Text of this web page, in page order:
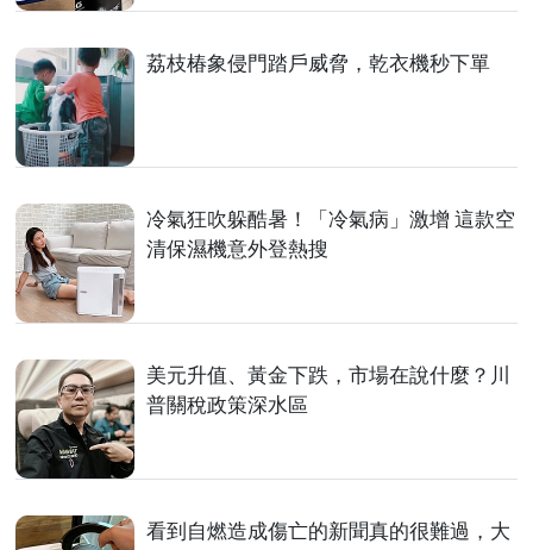
荔枝椿象侵門踏戶威脅，乾衣機秒下單
冷氣狂吹躲酷暑！「冷氣病」激增 這款空
清保濕機意外登熱搜
美元升值、黃金下跌，市場在說什麼？川
普關稅政策深水區
看到自燃造成傷亡的新聞真的很難過，大